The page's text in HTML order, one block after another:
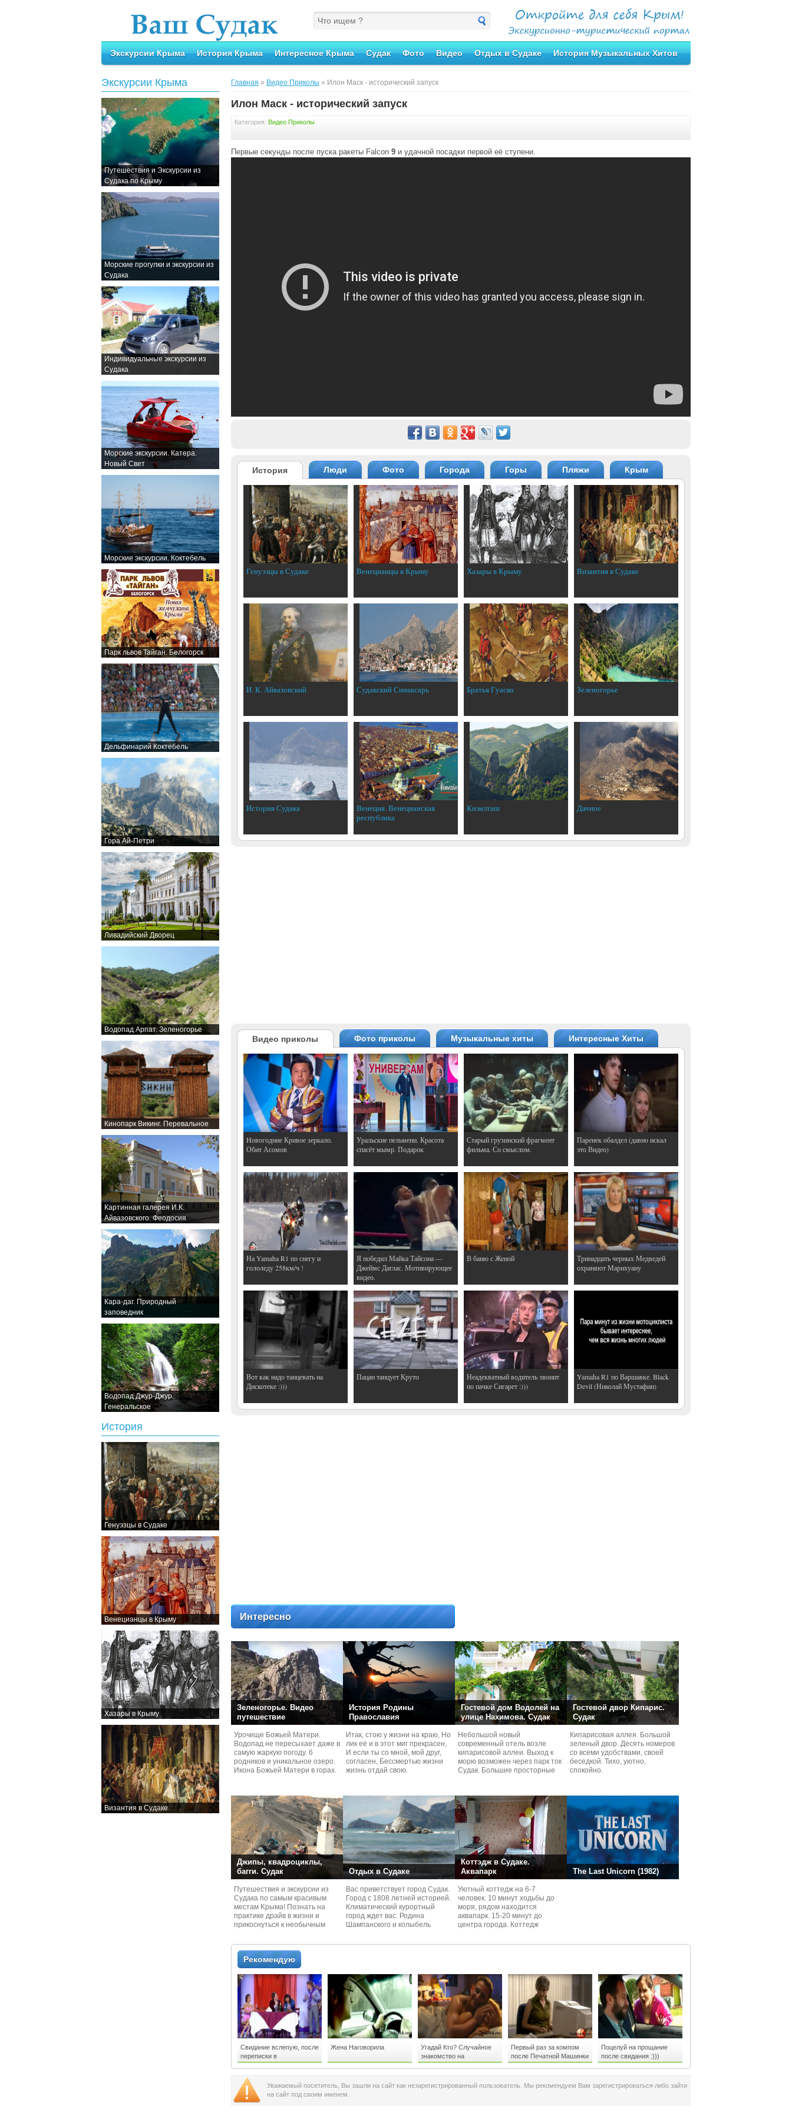
Экскурсии Крыма История Крыма Интересное Крыма Судак Фото Видео Отдых в Судаке История Музыкальных Хитов
Экскурсии Крыма
Путешествия и Экскурсии из
Судака по Крыму
Морские прогулки и экскурсии из
Судака
Индивидуальные экскурсии из
Судака
Морские экскурсии. Катера.
Новый Свет
Морские экскурсии. Коктебель
Парк львов Тайган. Белогорск
Дельфинарий Коктебель
Гора Ай-Петри
Ливадийский Дворец
Водопад Арпат. Зеленогорье
Кинопарк Викинг. Перевальное
Картинная галерея И.К.
Айвазовского. Феодосия
Кара-даг. Природный
заповедник
Водопад Джур-Джур.
Генеральское
История
Генуэзцы в Судаке
Венецианцы в Крыму
Хазары в Крыму
Византия в Судаке
Главная » Видео Приколы » Илон Маск - исторический запуск
Илон Маск - исторический запуск
Категория: Видео Приколы
Первые секунды после пуска ракеты Falcon 9 и удачной посадки первой её ступени.
История Люди Фото Города Горы Пляжи Крым
Генуэзцы в Судаке Венецианцы в Крыму Хазары в Крыму Византия в Судаке
И. К. Айвазовский Судакский Синаксарь Братья Гуаско Зеленогорье
История Судака
Венеция. Венецианская
республика
Кизилташ Дачное
Видео приколы Фото приколы Музыкальные хиты Интересные Хиты
Hовогодние Кривое зеркало.
Обит Асомов
Уральские пельмени. Красота
спасёт мымр. Подарок
Старый грузинский фрагмент
фильма. Со смыслом.
Паренек обалдел (давно искал
это Видео)
На Yamaha R1 по снегу и
гололеду 258км/ч !
Я победил Майка Тайсона —
Джеймс Даглас. Мотивирующее
видео.
В баню с Женой
Тринадцать черных Медведей
охраняют Марихуану
Вот как надо танцевать на
Дискотеке :)))
Пацан танцует Круто
Неадекватный водитель звонит
по пачке Сигарет :)))
Yamaha R1 по Варшавке. Black
Devil (Николай Мустафин)
Интересно
Зеленогорье. Видео
путешествие
Урочище Божьей Матери.
Водопад не пересыхает даже в
самую жаркую погоду. 6
родников и уникальное озеро.
Икона Божьей Матери в горах.
История Родины
Православия
Итак, стою у жизни на краю, Но
лик её и в этот миг прекрасен,
И если ты со мной, мой друг,
согласен, Бессмертью жизни
жизнь отдай свою.
Гостевой дом Водолей на
улице Нахимова. Судак
Небольшой новый
современный отель возле
кипарисовой аллеи. Выход к
морю возможен через парк ток
Судaк. Большие просторные
Гостевой двор Кипарис.
Судак
Кипарисовая аллея. Большой
зеленый двор. Десять номеров
со всеми удобствами, своей
беседкой. Тихо, уютно,
спокойно.
Джипы, квадроциклы,
багги. Судак
Путешествия и экскурcии из
Судaка по самым красивым
местам Kрыма! Познать на
практике драйв в жизни и
прикоснуться к необычным
Отдых в Судаке
Вас приветствует город Судак.
Город с 1808 летней историей.
Климатический курортный
город ждет вас. Родина
Шампанского и колыбель
Коттэдж в Судаке.
Аквапарк
Уютный коттедж на 6-7
человек. 10 минут ходьбы до
моря, рядом находится
аквапарк. 15-20 минут до
центра города. Коттедж
The Last Unicorn (1982)
Рекомендую
Свидание вслепую, после
переписки в
Одноклассниках
Жена Наговорила
Угадай Кто? Случайное
знакомство на
дискотеки... :)
Первый раз за компом
после Печатной Машинки
:)))
Поцелуй на прощание
после свидания :)))
Уважаемый посетитель, Вы зашли на сайт как незарегистрированный пользователь. Мы рекомендуем Вам зарегистрироваться либо зайти
на сайт под своим именем.